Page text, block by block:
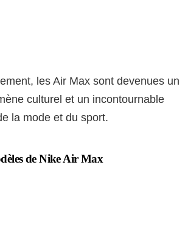
les Air Max sont devenues un
culturel et un incontournable
la mode et du sport.
de Nike Air Max